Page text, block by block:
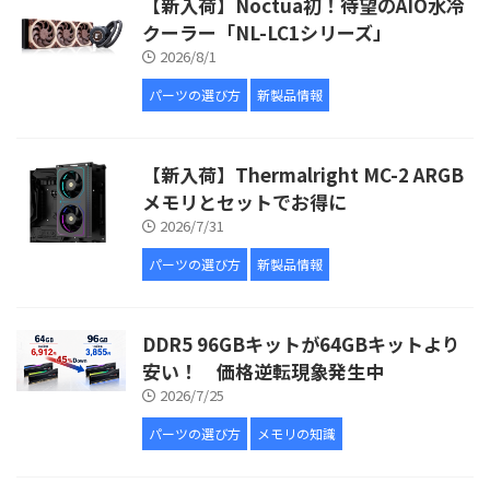
クーラー「NL-LC1シリーズ」
2026/8/1
パーツの選び方 新製品情報
【新入荷】Thermalright MC-2 ARGB
メモリとセットでお得に
2026/7/31
パーツの選び方 新製品情報
DDR5 96GBキットが64GBキットより
安い！ 価格逆転現象発生中
2026/7/25
パーツの選び方 メモリの知識